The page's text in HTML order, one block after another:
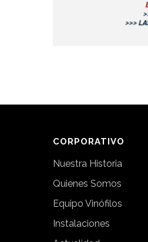
CORPORATIVO
Nuestra Historia
Quienes Somos
Equipo Vinófilos
Instalaciones